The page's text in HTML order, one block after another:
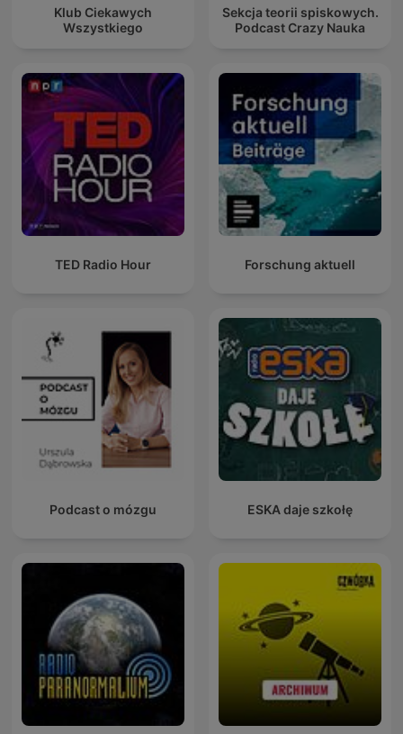
Klub Ciekawych
Wszystkiego
Sekcja teorii spiskowych.
Podcast Crazy Nauka
TED Radio Hour Forschung aktuell
Podcast o mózgu ESKA daje szkołę